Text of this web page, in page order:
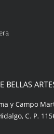
BELLAS
y Campo
C. P.